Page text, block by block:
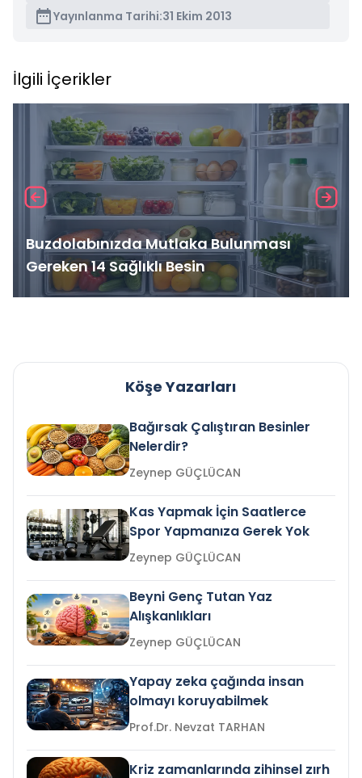
Yayınlanma Tarihi:31 Ekim 2013
İlgili İçerikler
Buzdolabınızda Mutlaka Bulunması
Gereken 14 Sağlıklı Besin
Köşe Yazarları
Bağırsak Çalıştıran Besinler
Nelerdir?
Zeynep GÜÇLÜCAN
Kas Yapmak İçin Saatlerce
Spor Yapmanıza Gerek Yok
Zeynep GÜÇLÜCAN
Beyni Genç Tutan Yaz
Alışkanlıkları
Zeynep GÜÇLÜCAN
Yapay zeka çağında insan
olmayı koruyabilmek
Prof.Dr. Nevzat TARHAN
Kriz zamanlarında zihinsel zırh